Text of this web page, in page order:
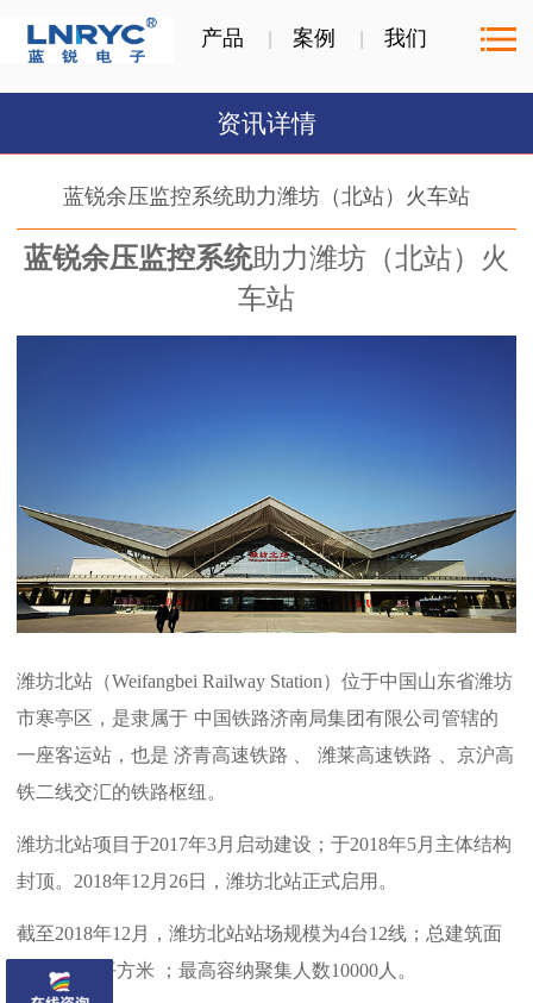
产品 案例 我们
资讯详情
蓝锐余压监控系统助力潍坊（北站）火车站
蓝锐余压监控系统助力潍坊（北站）火
车站
潍坊北站（Weifangbei Railway Station）位于中国山东省潍坊
市寒亭区 ，是隶属于 中国铁路济南局集团有限公司 管辖的
一座客运站，也是 济青高速铁路 潍莱高速铁路
京沪高
铁二线交汇的铁路枢纽。
潍坊北站项目于2017年3月启动建设；于2018年5月主体结构
封顶。2018年12月26日，潍坊北站正式启用。
截至2018年12月，潍坊北站站场规模为4台12线；总建筑面
积约6.6万平方米 ；最高容纳聚集人数10000人。